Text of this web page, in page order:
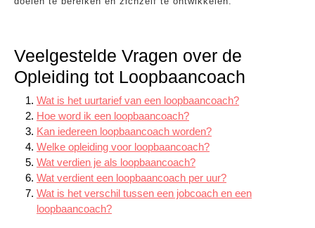
Veelgestelde Vragen over de
Opleiding tot Loopbaancoach
Wat is het uurtarief van een loopbaancoach?
Hoe word ik een loopbaancoach?
Kan iedereen loopbaancoach worden?
Welke opleiding voor loopbaancoach?
Wat verdien je als loopbaancoach?
Wat verdient een loopbaancoach per uur?
Wat is het verschil tussen een jobcoach en een
loopbaancoach?